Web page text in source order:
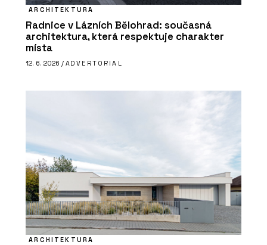
ARCHITEKTURA
Radnice v Lázních Bělohrad: současná
architektura, která respektuje charakter
místa
12. 6. 2026 / ADVERTORIAL
ARCHITEKTURA